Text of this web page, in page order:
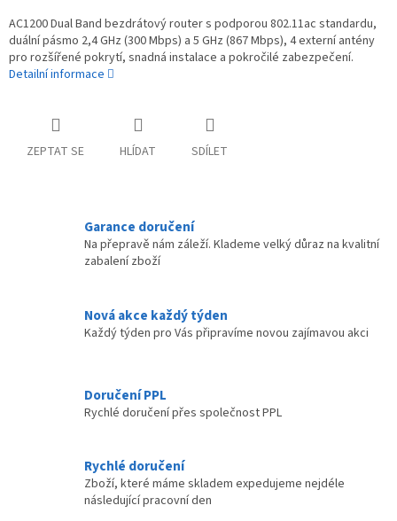
AC1200 Dual Band bezdrátový router s podporou 802.11ac standardu,
duální pásmo 2,4 GHz (300 Mbps) a 5 GHz (867 Mbps), 4 externí antény
pro rozšířené pokrytí, snadná instalace a pokročilé zabezpečení.
Detailní informace
ZEPTAT SE HLÍDAT SDÍLET
Garance doručení
Na přepravě nám záleží. Klademe velký důraz na kvalitní
zabalení zboží
Nová akce každý týden
Každý týden pro Vás připravíme novou zajímavou akci
Doručení PPL
Rychlé doručení přes společnost PPL
Rychlé doručení
Zboží, které máme skladem expedujeme nejdéle
následující pracovní den